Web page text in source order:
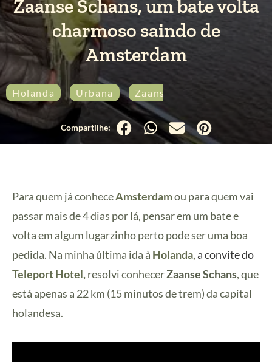
Zaanse Schans, um bate volta
charmoso saindo de
Amsterdam
Holanda Urbana Zaanse Schans
Para quem já conheceAmsterdamou para quem vai
passar mais de 4 dias por lá, pensar em um bate e
volta em algum lugarzinho perto pode ser uma boa
pedida. Na minha última ida à Holanda,a convite do
Teleport Hotel,resolvi conhecerZaanse Schans, que
está apenas a 22 km (15 minutos de trem) da capital
holandesa.